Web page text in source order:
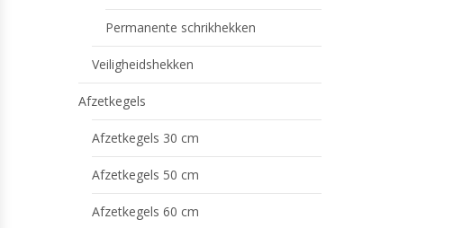
Permanente schrikhekken
Veiligheidshekken
Afzetkegels
Afzetkegels 30 cm
Afzetkegels 50 cm
Afzetkegels 60 cm